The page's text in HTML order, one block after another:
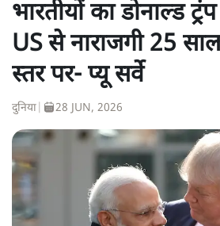
भारतीयों का डोनाल्ड
US से नाराजगी 25
स्तर पर- प्यू सर्वे
दुनिया 28 JUN, 2026